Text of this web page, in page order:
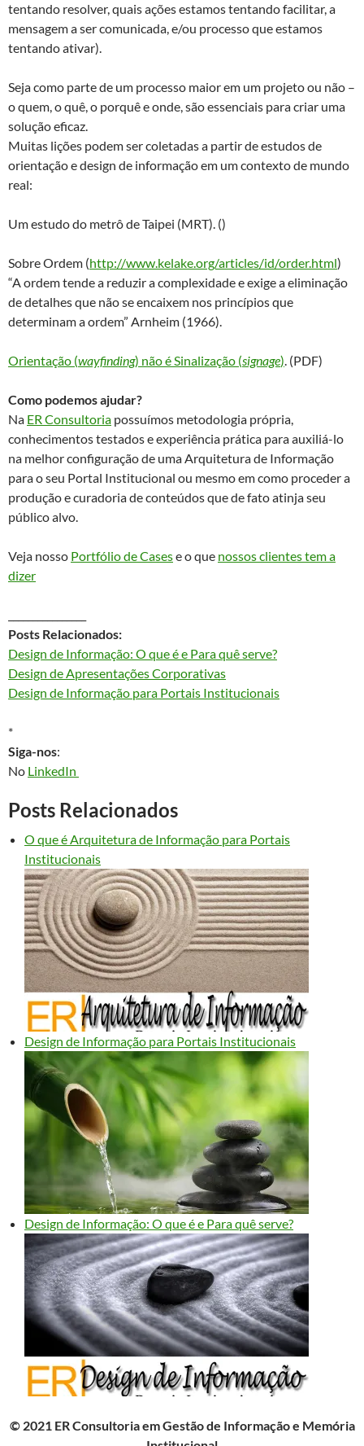
tentando resolver, quais ações estamos tentando facilitar, a
mensagem a ser comunicada, e/ou processo que estamos
tentando ativar).
Seja como parte de um processo maior em um projeto ou não –
o quem, o quê, o porquê e onde, são essenciais para criar uma
solução eficaz.
Muitas lições podem ser coletadas a partir de estudos de
orientação e design de informação em um contexto de mundo
real:
Um estudo do metrô de Taipei (MRT). ()
Sobre Ordem (http://www.kelake.org/articles/id/order.html)
“A ordem tende a reduzir a complexidade e exige a eliminação
de detalhes que não se encaixem nos princípios que
determinam a ordem” Arnheim (1966).
Orientação (wayfinding) não é Sinalização (signage). (PDF)
Como podemos ajudar?
Na ER Consultoria possuímos metodologia própria,
conhecimentos testados e experiência prática para auxiliá-lo
na melhor configuração de uma Arquitetura de Informação
para o seu Portal Institucional ou mesmo em como proceder a
produção e curadoria de conteúdos que de fato atinja seu
público alvo.
Veja nosso Portfólio de Casese o que nossos clientes tem a
dizer
Posts Relacionados:
Design de Informação: O que é e Para quê serve?
Design de Apresentações Corporativas
Design de Informação para Portais Institucionais
*
Siga-nos:
No LinkedIn
Posts Relacionados
O que é Arquitetura de Informação para Portais
Institucionais
Design de Informação para Portais Institucionais
Design de Informação: O que é e Para quê serve?
© 2021 ER Consultoria em Gestão de Informação e Memória